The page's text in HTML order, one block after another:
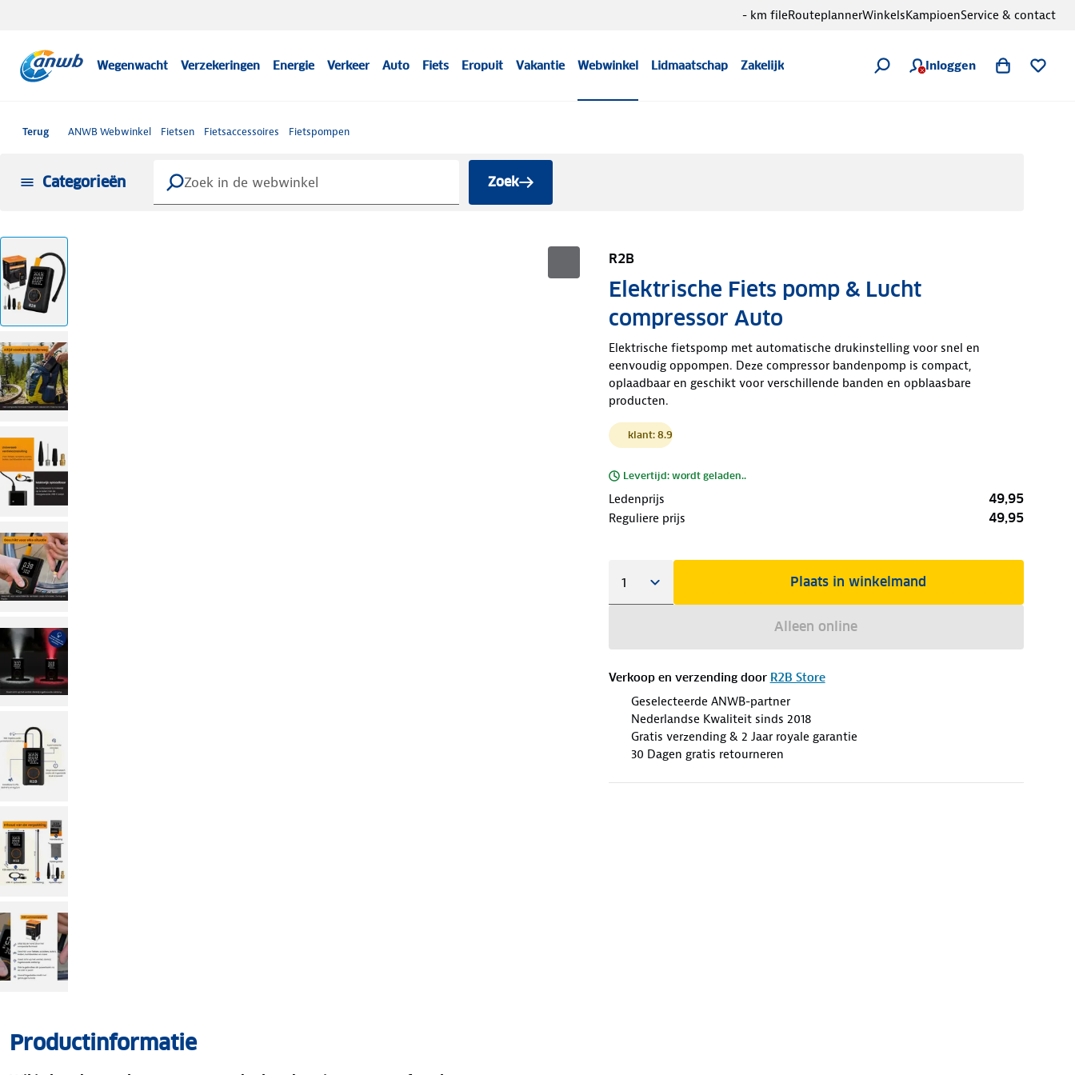
Wegenwacht Verzekeringen Energie Verkeer Auto Fiets Eropuit Vakantie Webwinkel Lidmaatschap Zakelijk Inloggen
- km fileRouteplannerWinkelsKampioenService & contact
Terug ANWB Webwinkel Fietsen Fietsaccessoires Fietspompen
Categorieën Zoek
R2B
Elektrische Fiets pomp & Lucht
compressor Auto
Elektrische fietspomp met automatische drukinstelling voor snel en
eenvoudig oppompen. Deze compressor bandenpomp is compact,
oplaadbaar en geschikt voor verschillende banden en opblaasbare
producten.
klant: 8.9
Levertijd: wordt geladen..
Ledenprijs 49,95
Reguliere prijs 49,95
Plaats in winkelmand
Alleen online
Verkoop en verzending door R2B Store
Geselecteerde ANWB-partner
Nederlandse Kwaliteit sinds 2018
Gratis verzending & 2 Jaar royale garantie
30 Dagen gratis retourneren
Productinformatie